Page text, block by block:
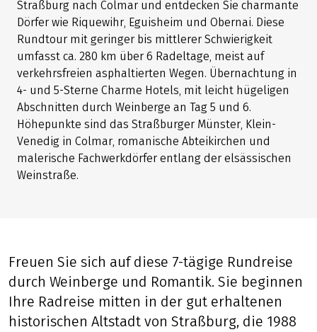
Straßburg nach Colmar und entdecken Sie charmante
Dörfer wie Riquewihr, Eguisheim und Obernai. Diese
Rundtour mit geringer bis mittlerer Schwierigkeit
umfasst ca. 280 km über 6 Radeltage, meist auf
verkehrsfreien asphaltierten Wegen. Übernachtung in
4- und 5-Sterne Charme Hotels, mit leicht hügeligen
Abschnitten durch Weinberge an Tag 5 und 6.
Höhepunkte sind das Straßburger Münster, Klein-
Venedig in Colmar, romanische Abteikirchen und
malerische Fachwerkdörfer entlang der elsässischen
Weinstraße.
Freuen Sie sich auf diese 7-tägige Rundreise
durch Weinberge und Romantik. Sie beginnen
Ihre Radreise mitten in der gut erhaltenen
historischen Altstadt von Straßburg, die 1988